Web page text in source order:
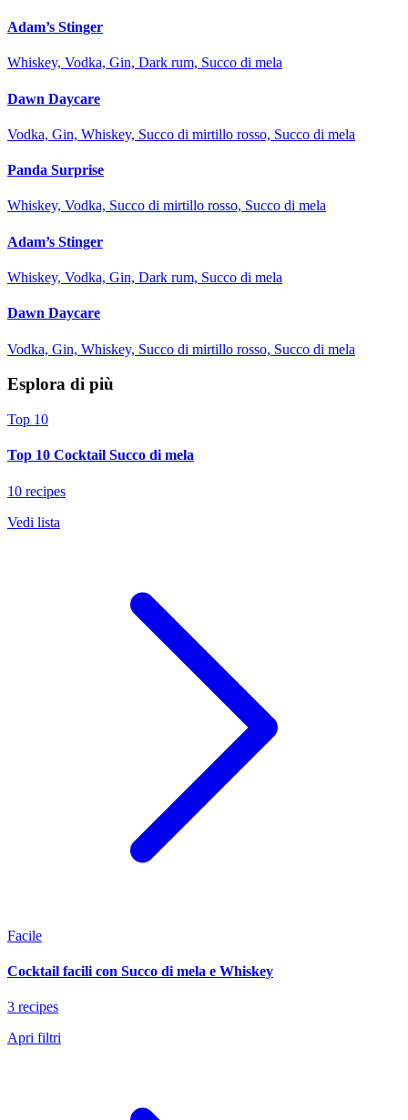
Adam’s Stinger
Whiskey, Vodka, Gin, Dark rum, Succo di mela
Dawn Daycare
Vodka, Gin, Whiskey, Succo di mirtillo rosso, Succo di mela
Panda Surprise
Whiskey, Vodka, Succo di mirtillo rosso, Succo di mela
Adam’s Stinger
Whiskey, Vodka, Gin, Dark rum, Succo di mela
Dawn Daycare
Vodka, Gin, Whiskey, Succo di mirtillo rosso, Succo di mela
Esplora di più
Top 10
Top 10 Cocktail Succo di mela
10 recipes
Vedi lista
Facile
Cocktail facili con Succo di mela e Whiskey
3 recipes
Apri filtri